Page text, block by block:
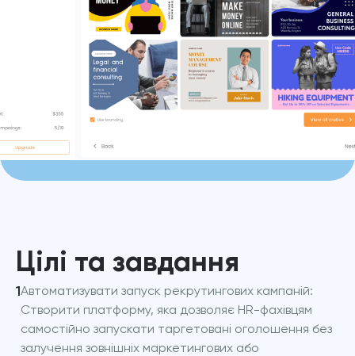
Цілі та завдання
1Автоматизувати запуск рекрутингових кампаній:
Створити платформу, яка дозволяє HR-фахівцям
самостійно запускати таргетовані оголошення без
залучення зовнішніх маркетингових або